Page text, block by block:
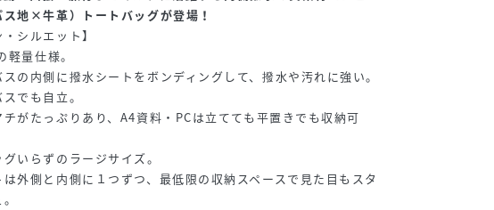
ス地×牛革）トートバッグが登場！
・シルエット】
軽量仕様。
スの内側に撥水シートをボンディングして、撥水や汚れに強い。
でも自立。
チがたっぷりあり、A4資料・PCは立てても平置きでも収納可
グいらずのラージサイズ。
は外側と内側に１つずつ、最低限の収納スペースで見た目もスタ